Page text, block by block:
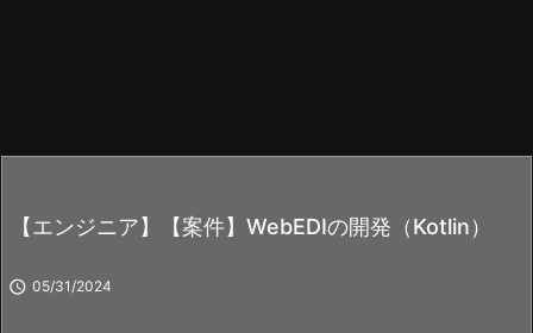
【エンジニア】【案件】WebEDIの開発（Kotlin）
 05/31/2024